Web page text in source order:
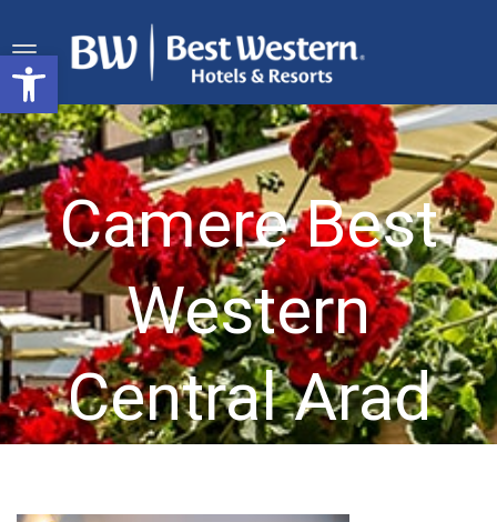
Deschide bara de unelte
Camere Best
Western
Central Arad